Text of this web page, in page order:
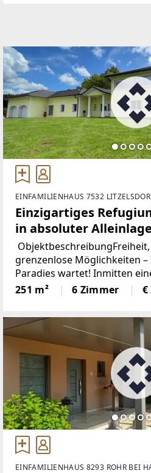
EINFAMILIENHAUS 7532
Einzigartiges
in absoluter
Litzelsdorf
grenzenlose Möglichkeiten
Paradies wartet! Inmitten
Hügellandschaft, weit weg
und doch auf modernstem
251 m² 6 Zimmer €
EINFAMILIENHAUS 8293 ROHR BEI